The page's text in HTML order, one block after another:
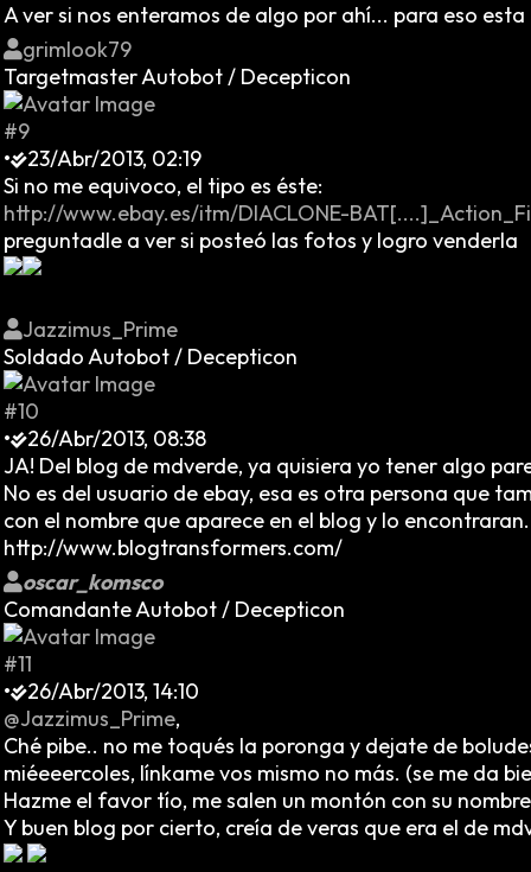
A ver si nos enteramos de algo por ahí... para eso
grimlook79
Targetmaster Autobot / Decepticon
#9
•
23/Abr/2013, 02:19
Si no me equivoco, el tipo es éste:
http://www.ebay.es/itm/DIACLONE-
preguntadle a ver si posteó las fotos y logro venderla
Jazzimus_Prime
Soldado Autobot / Decepticon
#10
•
26/Abr/2013, 08:38
JA! Del blog de mdverde, ya quisiera yo tener algo
No es del usuario de ebay, esa es otra persona que
con el nombre que aparece en el blog y lo encontraran.
http://www.blogtransformers.com/
oscar_komsco
Comandante Autobot / Decepticon
#11
•
26/Abr/2013, 14:10
@Jazzimus_Prime,
Ché pibe.. no me toqués la poronga y dejate de
miéeeercoles, línkame vos mismo no más. (se me da
Hazme el favor tío, me salen un montón con su
Y buen blog por cierto, creía de veras que era el de